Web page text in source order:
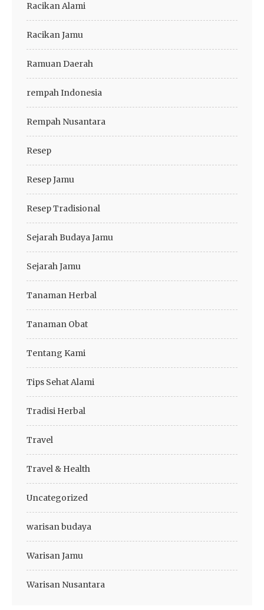
Racikan Alami
Racikan Jamu
Ramuan Daerah
rempah Indonesia
Rempah Nusantara
Resep
Resep Jamu
Resep Tradisional
Sejarah Budaya Jamu
Sejarah Jamu
Tanaman Herbal
Tanaman Obat
Tentang Kami
Tips Sehat Alami
Tradisi Herbal
Travel
Travel & Health
Uncategorized
warisan budaya
Warisan Jamu
Warisan Nusantara